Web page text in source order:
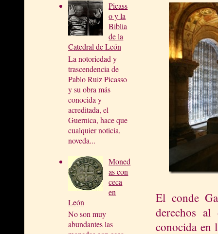
Picass
o y la
Biblia
de la
Catedral de León
La notoriedad y
trascendencia de
Pablo Ruiz Picasso
y su obra más
conocida y
acreditada, el
Guernica, hace que
cualquier noticia,
noveda...
Moned
as con
ceca
en
León
No son muy
abundantes las
El conde
derechos al
conocida en